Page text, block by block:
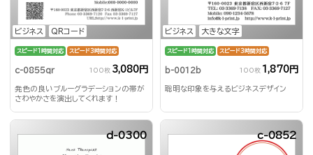
ビジネス QRコード
スピード1時間対応 スピード3時間対応
c-0855qr 100枚 3,080円
発色の良いブルーグラデーションの帯が
さわやかさを演出してくれます！
ビジネス 大きな文字
スピード1時間対応 スピード3時間対応
b-0012b 100枚 1,870円
聡明な印象を与えるビジネスデザイン
d-0300 c-0852